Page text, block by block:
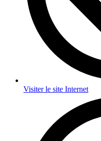
Visiter le site Internet